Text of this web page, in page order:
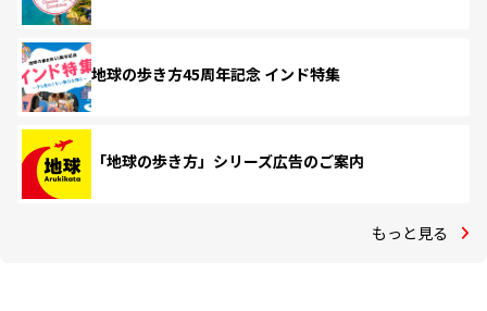
地球の歩き方45周年記念 インド特集
「地球の歩き方」シリーズ広告のご案内
もっと見る